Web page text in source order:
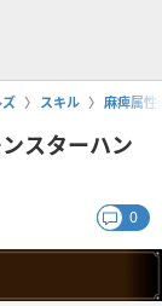
スキル 麻痺属性
スターハン
0